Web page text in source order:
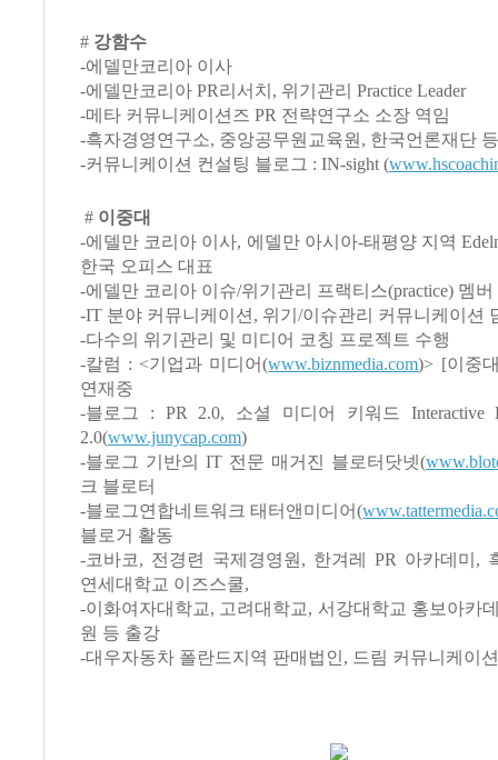
# 강함수
-에델만코리아 이사
-에델만코리아 PR리서치, 위기관리 Practice Leader
-메타 커뮤니케이션즈 PR 전략연구소 소장 역임
-흑자경영연구소, 중앙공무원교육원, 한국언론재단
-커뮤니케이션 컨설팅 블로그 : IN-sight (
# 이중대
-에델만 코리아 이사, 에델만 아시아-태평양 지역
한국 오피스 대표
-에델만 코리아 이슈/위기관리 프랙티스(practice) 멤버
-IT 분야 커뮤니케이션, 위기/이슈관리 커뮤니케이션
-다수의 위기관리 및 미디어 코칭 프로젝트 수행
-칼럼 : <기업과 미디어(www.biznmedia.com)> [이중
연재중
-블로그 : PR 2.0, 소셜 미디어 키워드 Interactive
2.0(www.junycap.com)
-블로그 기반의 IT 전문 매거진 블로터닷넷(
크 블로터
-블로그연합네트워크 태터앤미디어(
블로거 활동
-코바코, 전경련 국제경영원, 한겨레 PR 아카데미,
연세대학교 이즈스쿨,
-이화여자대학교, 고려대학교, 서강대학교 홍보아카
원 등 출강
-대우자동차 폴란드지역 판매법인, 드림 커뮤니케이